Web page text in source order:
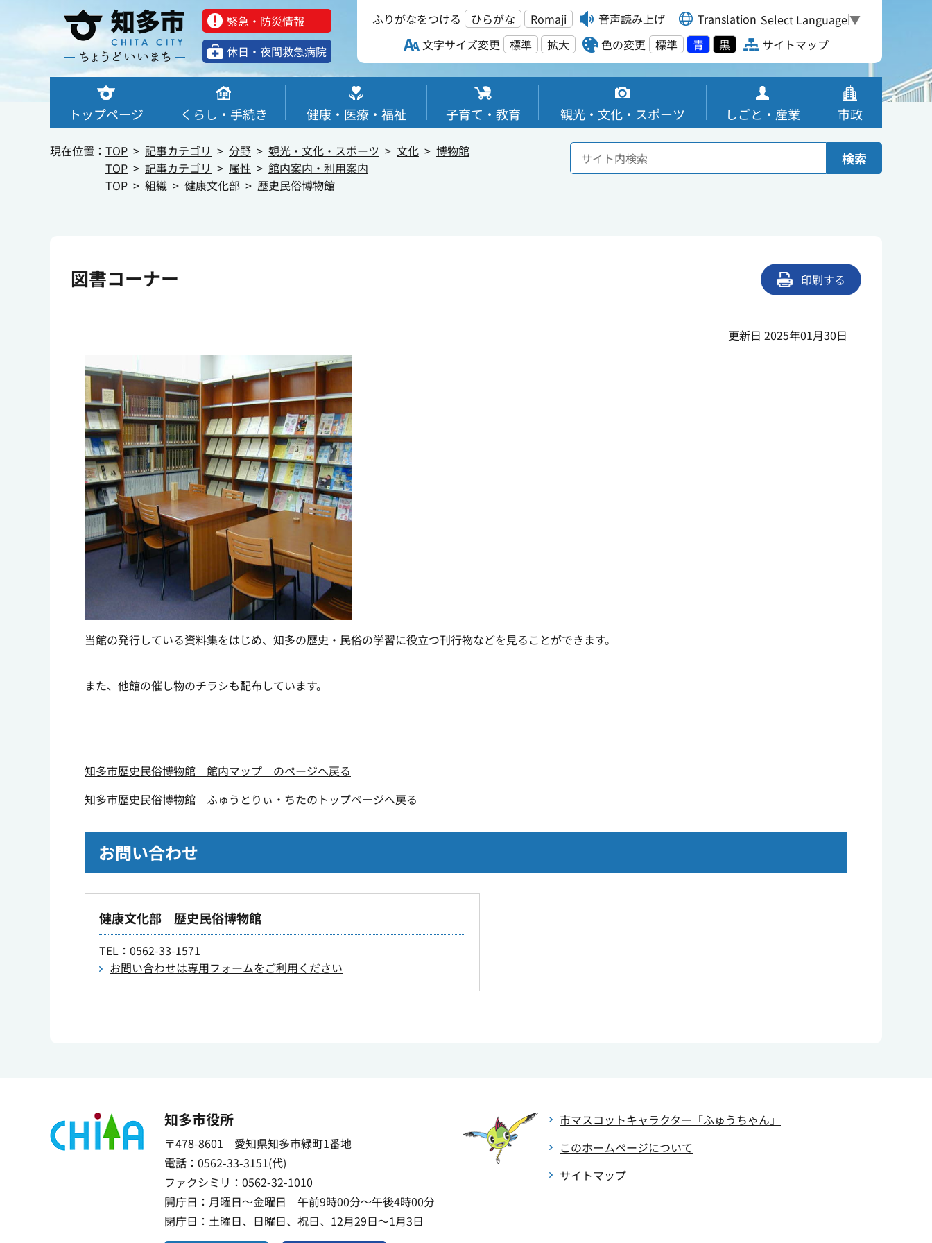
緊急・防災情報
休⽇・夜間救急病院
ふりがなをつける ひらがな Romaji 音声読み上げ Translation Select Language▼
文字サイズ変更
標準 拡大 色の変更 標準 青 黒 サイトマップ
トップページ くらし・手続き 健康・医療・福祉 子育て・教育 観光・文化・スポーツ しごと・産業 市政
現在位置： TOP 記事カテゴリ 分野 観光・文化・スポーツ 文化
博物館
TOP
記事カテゴリ 属性
館内案内・利用案内
TOP
組織 健康文化部 歴史民俗博物館
検索
図書コーナー 印刷する
更新日 2025年01月30日
当館の発行している資料集をはじめ、知多の歴史・民俗の学習に役立つ刊行物などを見ることができます。
また、他館の催し物のチラシも配布しています。
知多市歴史民俗博物館 館内マップ のページへ戻る
知多市歴史民俗博物館 ふゅうとりぃ・ちたのトップページへ戻る
お問い合わせ
健康文化部 歴史民俗博物館
TEL ：0562-33-1571
お問い合わせは専用フォームをご利用ください
知多市役所
〒478-8601 愛知県知多市緑町1番地
電話：0562-33-3151(代)
ファクシミリ：0562-32-1010
開庁日：月曜日～金曜日 午前9時00分～午後4時00分
閉庁日：土曜日、日曜日、祝日、12月29日～1月3日
市マスコットキャラクター 「ふゅうちゃん」
このホームページについて
サイトマップ